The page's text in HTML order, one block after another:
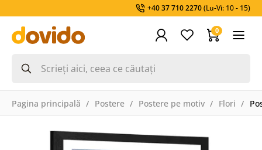
+40 37 710 2270(Lu-Vi: 10 - 15)
0
Pagina principală Postere Postere pe motiv Flori